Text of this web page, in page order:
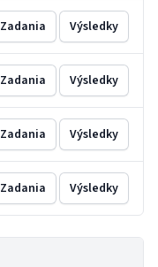
Zadania Výsledky
Zadania Výsledky
Zadania Výsledky
Zadania Výsledky